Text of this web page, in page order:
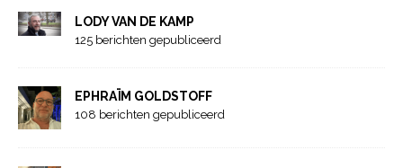
LODY VAN DE KAMP
125 berichten gepubliceerd
EPHRAÏM GOLDSTOFF
108 berichten gepubliceerd